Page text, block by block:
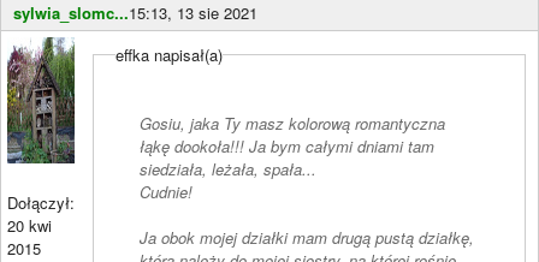
sylwia_slomc...15:13, 13 sie 2021
Dołączył:
20 kwi
2015
effka napisał(a)
Gosiu, jaka Ty masz kolorową romantyczna
łąkę dookoła!!! Ja bym całymi dniami tam
siedziała, leżała, spała...
Cudnie!
Ja obok mojej działki mam drugą pustą działkę,